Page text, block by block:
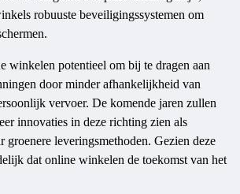
robuuste beveiligingssystemen om
winkelen potentieel om bij te dragen aan
door minder afhankelijkheid van
vervoer. De komende jaren zullen
innovaties in deze richting zien als
groenere leveringsmethoden. Gezien deze
dat online winkelen de toekomst van het